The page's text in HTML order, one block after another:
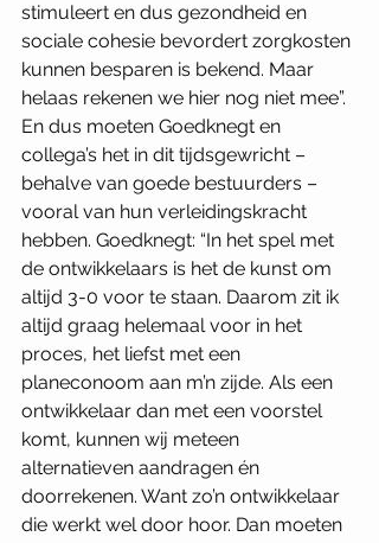
stimuleert en dus gezondheid en
sociale cohesie bevordert zorgkosten
kunnen besparen is bekend. Maar
helaas rekenen we hier nog niet mee”.
En dus moeten Goedknegt en
collega’s het in dit tijdsgewricht –
behalve van goede bestuurders –
vooral van hun verleidingskracht
hebben. Goedknegt: “In het spel met
de ontwikkelaars is het de kunst om
altijd 3-0 voor te staan. Daarom zit ik
altijd graag helemaal voor in het
proces, het liefst met een
planeconoom aan m’n zijde. Als een
ontwikkelaar dan met een voorstel
komt, kunnen wij meteen
alternatieven aandragen én
doorrekenen. Want zo’n ontwikkelaar
die werkt wel door hoor. Dan moeten